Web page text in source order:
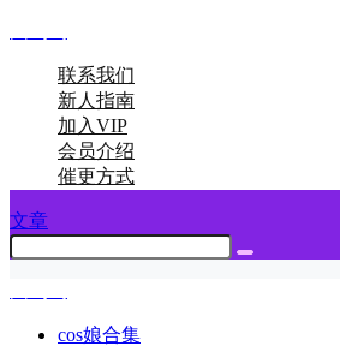
联系我们
新人指南
加入VIP
会员介绍
催更方式
文章
cos娘合集